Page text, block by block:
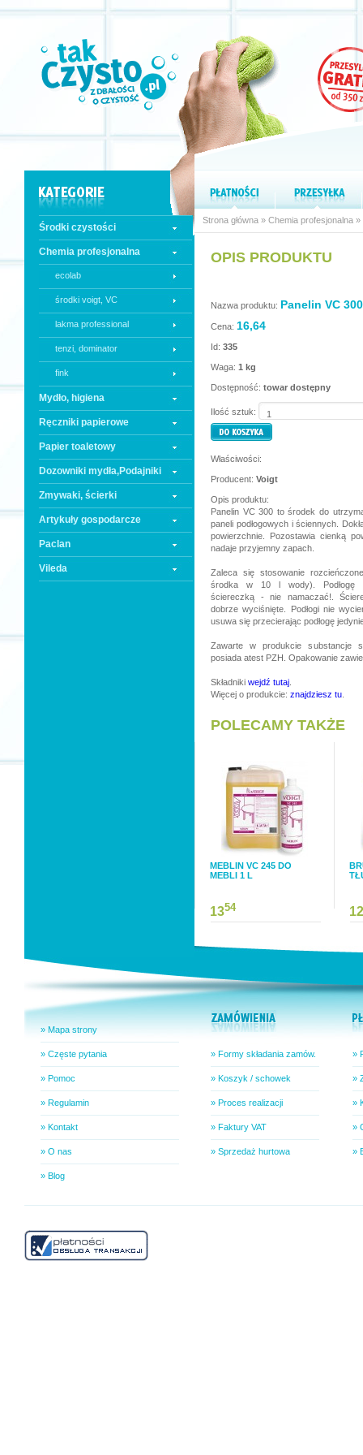
Środki czystości
Chemia profesjonalna
ecolab
środki voigt, VC
lakma professional
tenzi, dominator
fink
Mydło, higiena
Ręczniki papierowe
Papier toaletowy
Dozowniki mydła,Podajniki
Zmywaki, ścierki
Artykuły gospodarcze
Paclan
Vileda
Strona główna » Chemia profesjonalna »
OPIS PRODUKTU
Nazwa produktu: Panelin VC
Cena: 16,64
Id: 335
Waga: 1 kg
Dostępność: towar dostępny
Ilość sztuk:
Właściwości:
Producent: Voigt
Opis produktu:
Panelin VC 300 to środek do
paneli podłogowych i ściennych.
powierzchnie. Pozostawia cienką
nadaje przyjemny zapach.
Zaleca się stosowanie
środka w 10 l wody). Podłogę
ściereczką - nie namaczać!.
dobrze wyciśnięte. Podłogi nie
usuwa się przecierając podłogę
Zawarte w produkcie substancje
posiada atest PZH. Opakowanie
Składniki wejdź tutaj
Więcej o produkcie: znajdziesz tu
POLECAMY TAKŻE
MEBLIN VC 245 DO
MEBLI 1 L
1354 12
» Mapa strony
» Częste pytania
» Pomoc
» Regulamin
» Kontakt
» O nas
» Blog
» Formy składania zamów.
» Koszyk / schowek
» Proces realizacji
» Faktury VAT
» Sprzedaż hurtowa
»
»
»
»
»